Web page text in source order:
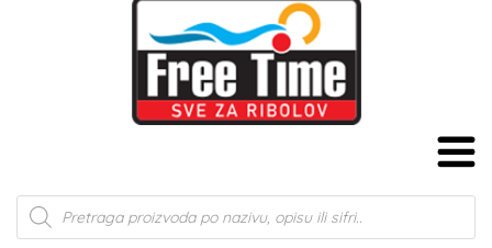
Products
search